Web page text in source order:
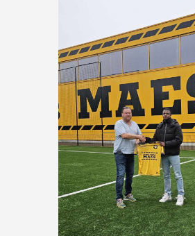
HOME
KALENDER
TEAM
NIEUWS
DE CLUB
CONTACT